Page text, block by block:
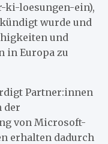
ki-loesungen-ein),
wurde und
und
in Europa zu
Partner:innen
der
von Microsoft-
erhalten dadurch